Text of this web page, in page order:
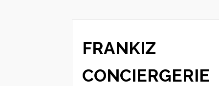
FRANKIZ
CONCIERGERIE